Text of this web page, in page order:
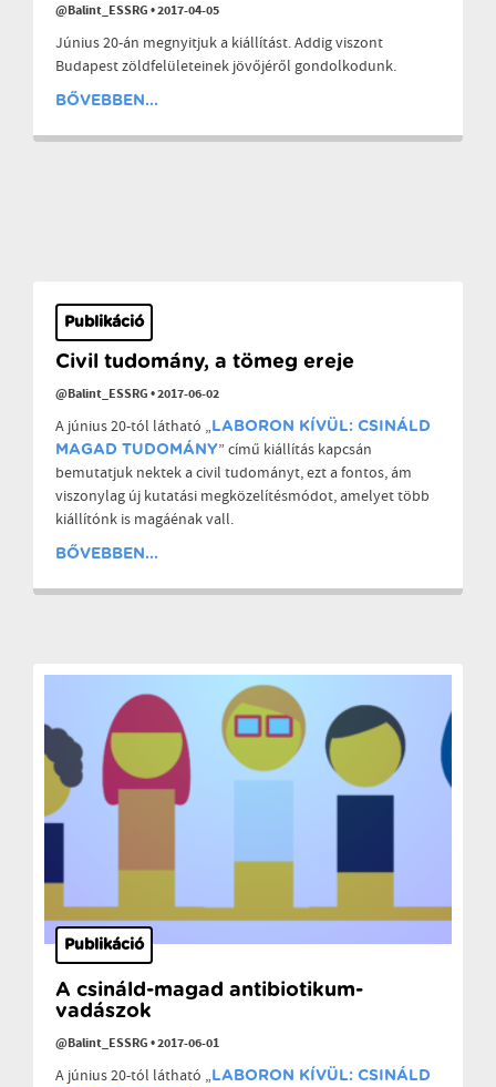
Publikáció
Civil tudomány, a tömeg ereje
@Balint_ESSRG•2017-06-02
A június 20-tól látható „LABORON KÍVÜL: CSINÁLD
MAGAD TUDOMÁNY” című kiállítás kapcsán
bemutatjuk nektek a civil tudományt, ezt a fontos, ám
viszonylag új kutatási megközelítésmódot, amelyet több
kiállítónk is magáénak vall.
BŐVEBBEN...
Publikáció
A csináld-magad antibiotikum-
vadászok
@Balint_ESSRG•2017-06-01
A június 20-tól látható „LABORON KÍVÜL: CSINÁLD
@Balint_ESSRG•2017-04-05
Június 20-án megnyitjuk a kiállítást. Addig viszont
Budapest zöldfelületeinek jövőjéről gondolkodunk.
BŐVEBBEN...